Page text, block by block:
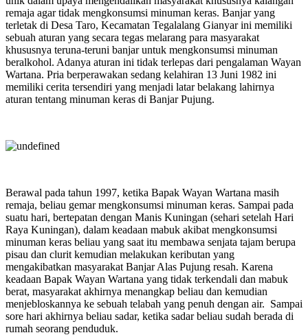
remaja agar tidak mengkonsumsi minuman keras. Banjar yang
terletak di Desa Taro, Kecamatan Tegalalang Gianyar ini memiliki
sebuah aturan yang secara tegas melarang para masyarakat
khususnya teruna-teruni banjar untuk mengkonsumsi minuman
beralkohol. Adanya aturan ini tidak terlepas dari pengalaman Wayan
Wartana. Pria berperawakan sedang kelahiran 13 Juni 1982 ini
memiliki cerita tersendiri yang menjadi latar belakang lahirnya
aturan tentang minuman keras di Banjar Pujung.
Berawal pada tahun 1997, ketika Bapak Wayan Wartana masih
remaja, beliau gemar mengkonsumsi minuman keras. Sampai pada
suatu hari, bertepatan dengan Manis Kuningan (sehari setelah Hari
Raya Kuningan), dalam keadaan mabuk akibat mengkonsumsi
minuman keras beliau yang saat itu membawa senjata tajam berupa
pisau dan clurit kemudian melakukan keributan yang
mengakibatkan masyarakat Banjar Alas Pujung resah. Karena
keadaan Bapak Wayan Wartana yang tidak terkendali dan mabuk
berat, masyarakat akhirnya menangkap beliau dan kemudian
menjebloskannya ke sebuah telabah yang penuh dengan air. Sampai
sore hari akhirnya beliau sadar, ketika sadar beliau sudah berada di
rumah seorang penduduk.